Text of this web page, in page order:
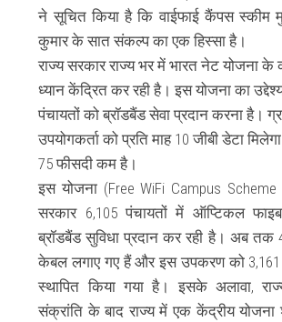
ने सूचित किया है कि वाईफाई कैंपस स्कीम
कुमार के सात संकल्प का एक हिस्सा है।
राज्य सरकार राज्य भर में भारत नेट योजना के
ध्यान केंद्रित कर रही है। इस योजना का
पंचायतों को ब्रॉडबैंड सेवा प्रदान करना है।
उपयोगकर्ता को प्रति माह 10 जीबी डेटा
75 फीसदी कम है।
इस योजना (Free WiFi Campus
सरकार 6,105 पंचायतों में ऑप्टिकल
ब्रॉडबैंड सुविधा प्रदान कर रही है। अब तक
केबल लगाए गए हैं और इस उपकरण को 3,161
स्थापित किया गया है।इसके अलावा,
संक्रांति के बाद राज्य में एक केंद्रीय